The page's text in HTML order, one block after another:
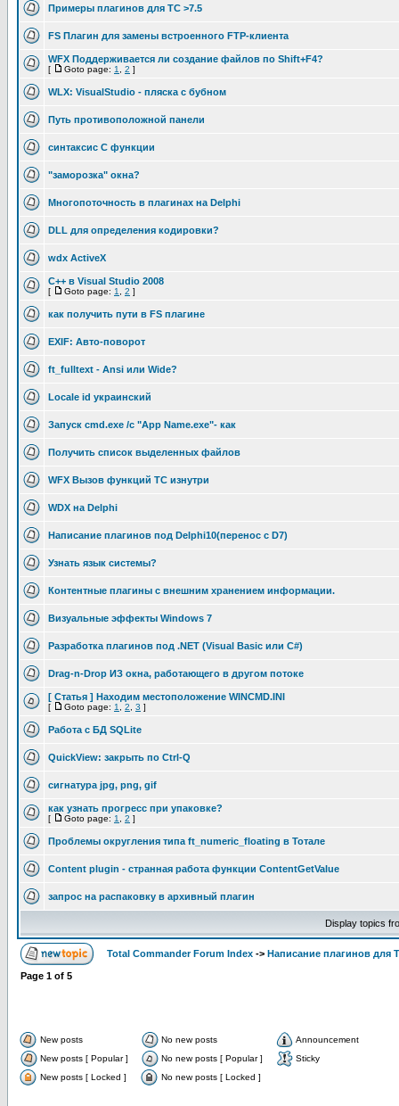
Примеры плагинов для TC >7.5
FS Плагин для замены встроенного FTP-клиента
WFX Поддерживается ли создание файлов по Shift+F4?
[ Goto page: 1 2 ]
WLX: VisualStudio - пляска с бубном
Путь противоположной панели
синтаксис C функции
"заморозка" окна?
Многопоточность в плагинах на Delphi
DLL для определения кодировки?
wdx ActiveX
C++ в Visual Studio 2008
[ Goto page: 1 2 ]
как получить пути в FS плагине
EXIF: Авто-поворот
ft_fulltext - Ansi или Wide?
Locale id украинский
Запуск cmd.exe /c "App Name.exe"- как
Получить список выделенных файлов
WFX Вызов функций TC изнутри
WDX на Delphi
Написание плагинов под Delphi10(перенос с D7)
Узнать язык системы?
Контентные плагины с внешним хранением информации.
Визуальные эффекты Windows 7
Разработка плагинов под .NET (Visual Basic или C#)
Drag-n-Drop ИЗ окна, работающего в другом потоке
[ Статья ] Находим местоположение WINCMD.INI
[ Goto page: 1 2 3 ]
Работа с БД SQLite
QuickView: закрыть по Ctrl-Q
сигнатура jpg, png, gif
как узнать прогресс при упаковке?
[ Goto page: 1 2 ]
Проблемы округления типа ft_numeric_floating в Тотале
Content plugin - странная работа функции ContentGetValue
запрос на распаковку в архивный плагин
Display topics
Total Commander Forum Index -> Написание плагинов для
Page 1 of 5
New posts No new posts
Announcement
New posts [ Popular ]
No new posts [ Popular ]
Sticky
New posts [ Locked ]
No new posts [ Locked ]